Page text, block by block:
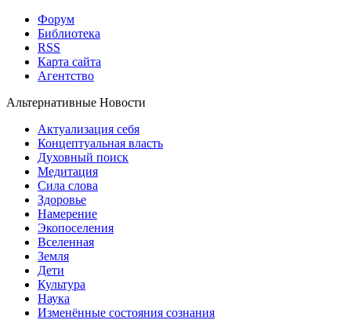
Форум
Библиотека
RSS
Карта сайта
Агентство
Альтернативные Новости
Актуализация себя
Концептуальная власть
Духовный поиск
Медитация
Сила слова
Здоровье
Намерение
Экопоселения
Вселенная
Земля
Дети
Культура
Наука
Изменённые состояния сознания